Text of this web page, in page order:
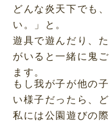
どんな炎天下でも
い。」と。
遊具で遊んだり、
がいると一緒に鬼
ます。
もし我が子が他の
い様子だったら、
私には公園遊びの